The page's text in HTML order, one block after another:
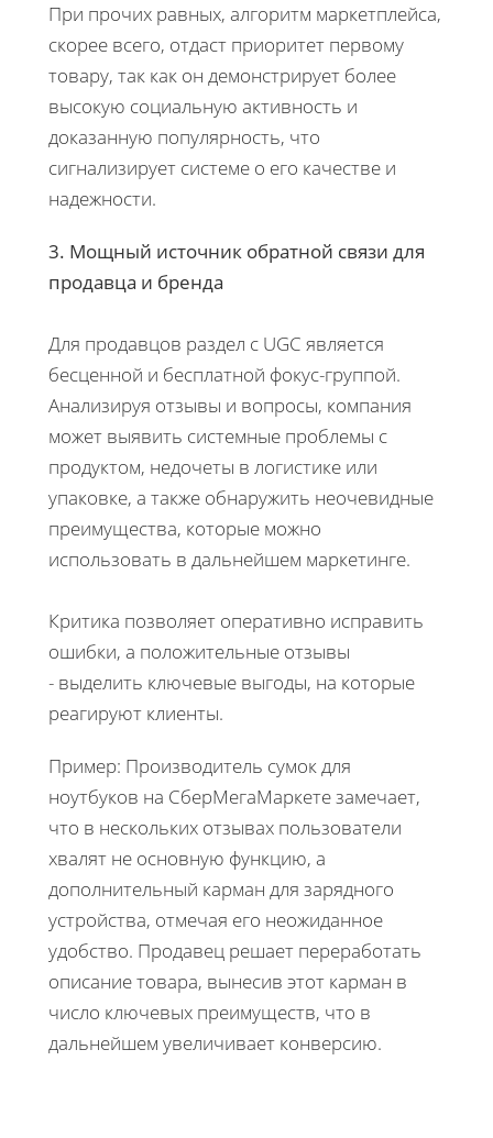
При прочих равных, алгоритм маркетплейса,
скорее всего, отдаст приоритет первому
товару, так как он демонстрирует более
высокую социальную активность и
доказанную популярность, что
сигнализирует системе о его качестве и
надежности.
3. Мощный источник обратной связи для
продавца и бренда
Для продавцов раздел с UGC является
бесценной и бесплатной фокус-группой.
Анализируя отзывы и вопросы, компания
может выявить системные проблемы с
продуктом, недочеты в логистике или
упаковке, а также обнаружить неочевидные
преимущества, которые можно
использовать в дальнейшем маркетинге.
Критика позволяет оперативно исправить
ошибки, а положительные отзывы
- выделить ключевые выгоды, на которые
реагируют клиенты.
Пример: Производитель сумок для
ноутбуков на СберМегаМаркете замечает,
что в нескольких отзывах пользователи
хвалят не основную функцию, а
дополнительный карман для зарядного
устройства, отмечая его неожиданное
удобство. Продавец решает переработать
описание товара, вынесив этот карман в
число ключевых преимуществ, что в
дальнейшем увеличивает конверсию.